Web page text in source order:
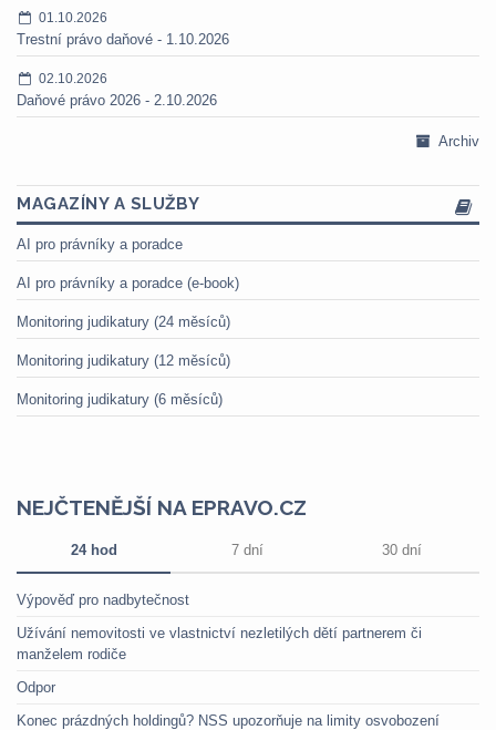
01.10.2026
Trestní právo daňové - 1.10.2026
02.10.2026
Daňové právo 2026 - 2.10.2026
Archiv
MAGAZÍNY A SLUŽBY
AI pro právníky a poradce
AI pro právníky a poradce (e-book)
Monitoring judikatury (24 měsíců)
Monitoring judikatury (12 měsíců)
Monitoring judikatury (6 měsíců)
NEJČTENĚJŠÍ NA EPRAVO.CZ
24 hod 7 dní 30 dní
Výpověď pro nadbytečnost
Užívání nemovitosti ve vlastnictví nezletilých dětí partnerem či
manželem rodiče
Odpor
Konec prázdných holdingů? NSS upozorňuje na limity osvobození